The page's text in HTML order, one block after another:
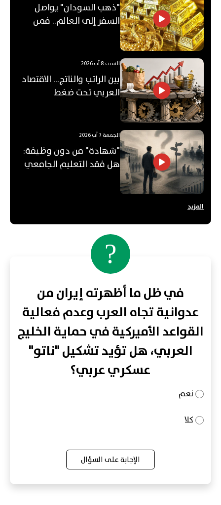
"ذهب السودان" يواصل
السفر إلى العالم.. فمن
السبت 8 آب 2026
بين الراتب والناتج… الاقتصاد
العربي تحت ضغط
الجمعة 7 آب 2026
"شهادة" من دون وظيفة:
هل فقد التعليم الجامعي
المزيد
?
في ظل ما أظهرته إيران من
عدوانية تجاه العرب وعدم فعالية
القواعد الأميركية في حماية الخليج
العربي، هل تؤيد تشكيل "ناتو"
عسكري عربي؟
نعم
كلا
الإجابة على السؤال